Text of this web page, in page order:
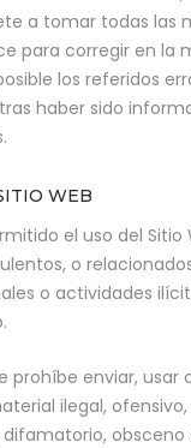
a tomar todas las
para corregir en la
los referidos
haber sido
WEB
el uso del Sitio
o
o actividades
prohíbe enviar, usar
ilegal, ofensivo,
obsceno